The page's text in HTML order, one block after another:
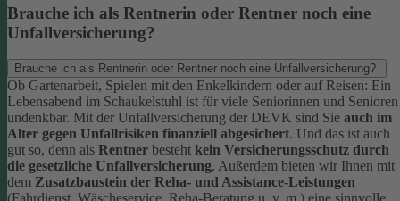
Brauche ich als Rentnerin oder Rentner noch eine
Unfallversicherung?
Brauche ich als Rentnerin oder Rentner noch eine Unfallversicherung?
Ob Gartenarbeit, Spielen mit den Enkelkindern oder auf Reisen: Ein
Lebensabend im Schaukelstuhl ist für viele Seniorinnen und Senioren
undenkbar. Mit der Unfallversicherung der DEVK sind Sie auch im
Alter gegen Unfallrisiken finanziell abgesichert. Und das ist auch
gut so, denn als Rentner besteht kein Versicherungsschutz durch
die gesetzliche Unfallversicherung. Außerdem bieten wir Ihnen mit
dem Zusatzbaustein der Reha- und Assistance-Leistungen